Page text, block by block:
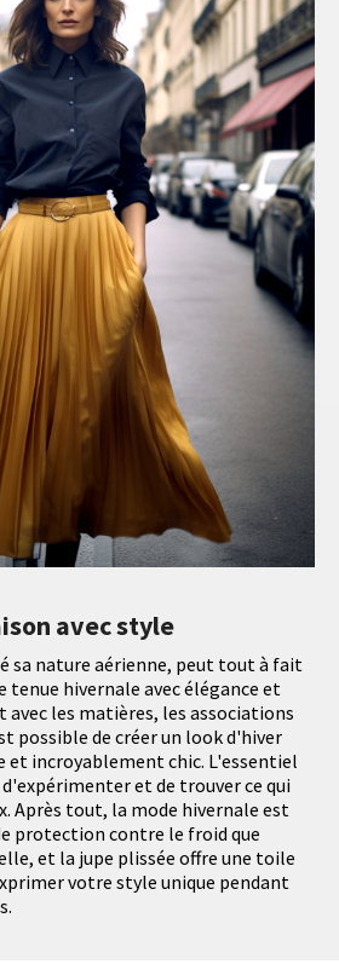
avec style
sa nature aérienne, peut tout à fait
tenue hivernale avec élégance et
les matières, les associations
possible de créer un look d'hiver
incroyablement chic. L'essentiel
et de trouver ce qui
Après tout, la mode hivernale est
protection contre le froid que
et la jupe plissée offre une toile
votre style unique pendant